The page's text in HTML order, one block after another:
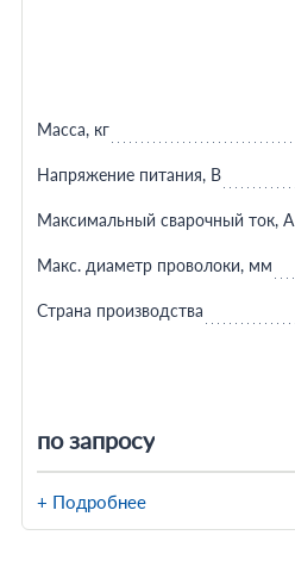
по запросу
Масса, кг
Напряжение питания, В
Максимальный сварочный ток, А
Макс. диаметр проволоки, мм
Страна производства
+ Подробнее